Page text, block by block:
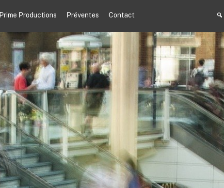
Prime Productions Préventes Contact